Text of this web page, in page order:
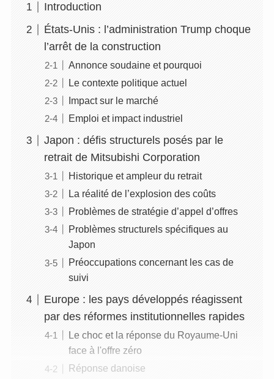
Introduction
États-Unis : l’administration Trump choque
l’arrêt de la construction
Annonce soudaine et pourquoi
Le contexte politique actuel
Impact sur le marché
Emploi et impact industriel
Japon : défis structurels posés par le
retrait de Mitsubishi Corporation
Historique et ampleur du retrait
La réalité de l’explosion des coûts
Problèmes de stratégie d’appel d’offres
Problèmes structurels spécifiques au
Japon
Préoccupations concernant les cas de
suivi
Europe : les pays développés réagissent
par des réformes institutionnelles rapides
Le choc et la réponse du Royaume-Uni
face à l'offre zéro
Réponse danoise